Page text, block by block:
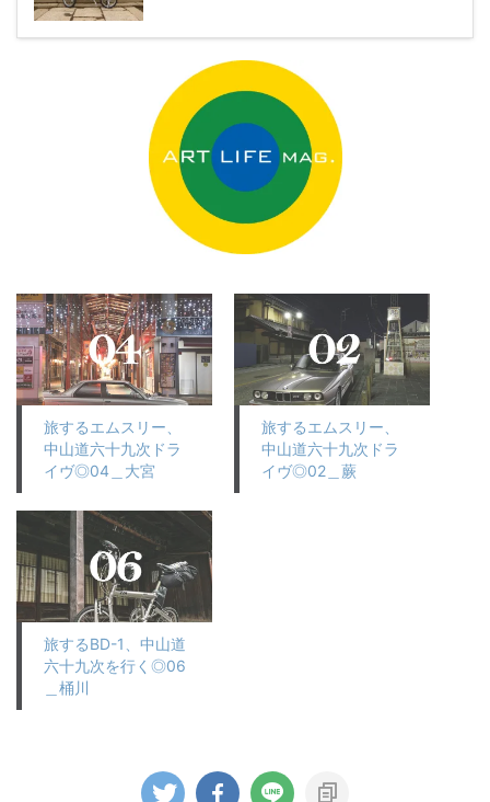
旅するエムスリー、
中山道六十九次ドラ
イヴ◎04＿大宮
旅するエムスリー、
中山道六十九次ドラ
イヴ◎02＿蕨
旅するBD-1、中山道
六十九次を行く◎06
＿桶川